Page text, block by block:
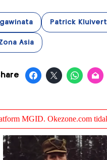
Patrick Kluivert
Asia